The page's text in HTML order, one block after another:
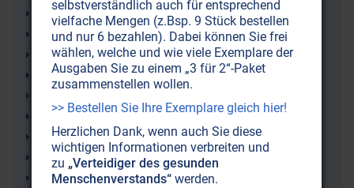
Digitalisierung
Volksmanipulation
Bitcoin (digitale Kryptowährungen)
Überwachung
Wirtschaftskrisen
Politik
Neue Weltordnung (New World Order NWO)
Bill Gates (Bill and Melinda Gates Foundation)
selbstverständlich auch für entsprechend
vielfache Mengen (z.Bsp. 9 Stück bestellen
und nur 6 bezahlen). Dabei können Sie frei
wählen, welche und wie viele Exemplare der
Ausgaben Sie zu einem „3 für 2“-Paket
zusammenstellen wollen.
>> Bestellen Sie Ihre Exemplare gleich hier!
Herzlichen Dank, wenn auch Sie diese
wichtigen Informationen verbreiten und
zu „Verteidiger des gesunden
Menschenverstands“ werden.